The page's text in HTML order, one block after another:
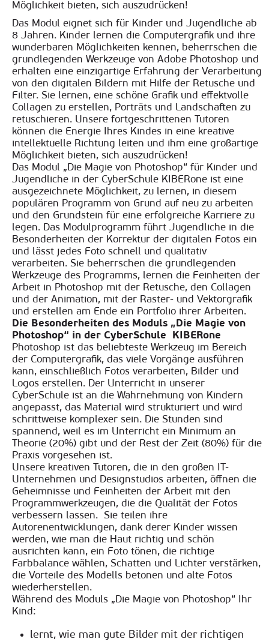
Möglichkeit bieten, sich auszudrücken!
Das Modul eignet sich für Kinder und Jugendliche ab
8 Jahren. Kinder lernen die Computergrafik und ihre
wunderbaren Möglichkeiten kennen, beherrschen die
grundlegenden Werkzeuge von Adobe Photoshop und
erhalten eine einzigartige Erfahrung der Verarbeitung
von den digitalen Bildern mit Hilfe der Retusche und
Filter. Sie lernen, eine schöne Grafik und effektvolle
Collagen zu erstellen, Porträts und Landschaften zu
retuschieren. Unsere fortgeschrittenen Tutoren
können die Energie Ihres Kindes in eine kreative
intellektuelle Richtung leiten und ihm eine großartige
Möglichkeit bieten, sich auszudrücken!
Das Modul „Die Magie von Photoshop“ für Kinder und
Jugendliche in der CyberSchule KIBERone ist eine
ausgezeichnete Möglichkeit, zu lernen, in diesem
populären Programm von Grund auf neu zu arbeiten
und den Grundstein für eine erfolgreiche Karriere zu
legen. Das Modulprogramm führt Jugendliche in die
Besonderheiten der Korrektur der digitalen Fotos ein
und lässt jedes Foto schnell und qualitativ
verarbeiten. Sie beherrschen die grundlegenden
Werkzeuge des Programms, lernen die Feinheiten der
Arbeit in Photoshop mit der Retusche, den Collagen
und der Animation, mit der Raster- und Vektorgrafik
und erstellen am Ende ein Portfolio ihrer Arbeiten.
Die Besonderheiten des Moduls „Die Magie von
Photoshop“ in der CyberSchule KIBERone
Photoshop ist das beliebteste Werkzeug im Bereich
der Computergrafik, das viele Vorgänge ausführen
kann, einschließlich Fotos verarbeiten, Bilder und
Logos erstellen. Der Unterricht in unserer
CyberSchule ist an die Wahrnehmung von Kindern
angepasst, das Material wird strukturiert und wird
schrittweise komplexer sein. Die Stunden sind
spannend, weil es im Unterricht ein Minimum an
Theorie (20%) gibt und der Rest der Zeit (80%) für die
Praxis vorgesehen ist.
Unsere kreativen Tutoren, die in den großen IT-
Unternehmen und Designstudios arbeiten, öffnen die
Geheimnisse und Feinheiten der Arbeit mit den
Programmwerkzeugen, die die Qualität der Fotos
verbessern lassen. Sie teilen ihre
Autorenentwicklungen, dank derer Kinder wissen
werden, wie man die Haut richtig und schön
ausrichten kann, ein Foto tönen, die richtige
Farbbalance wählen, Schatten und Lichter verstärken,
die Vorteile des Modells betonen und alte Fotos
wiederherstellen.
Während des Moduls „Die Magie von Photoshop“ Ihr
Kind:
lernt, wie man gute Bilder mit der richtigen